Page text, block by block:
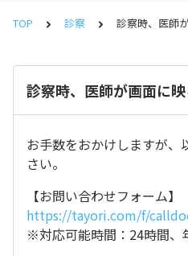
TOP 診察 診察時、医師
診察時、医師が画面に
お手数をおかけしますが、
さい。
【お問い合わせフォーム】
https://tayori.com/f/
※対応可能時間：24時間、